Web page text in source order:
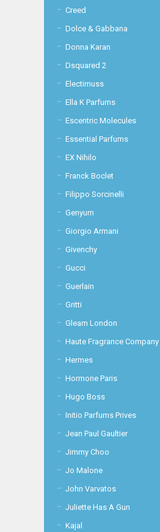
Creed
Dolce & Gabbana
Donna Karan
Dsquared 2
Electimuss
Ella K Parfums
Escentric Molecules
Essential Parfums
EX Nihilo
Franck Boclet
Filippo Sorcinelli
Genyum
Giorgio Armani
Givenchy
Gucci
Guerlain
Gritti
Gleam London
Haute Fragrance Company
Hermes
Hormone Paris
Hugo Boss
Initio Parfums Prives
Jean Paul Gaultier
Jimmy Choo
Jo Malone
John Varvatos
Juliette Has A Gun
Kajal